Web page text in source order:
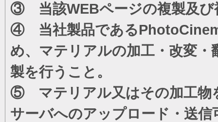
③ 当該WEBページの複製及び
④ 当社製品である
め、マテリアルの加工・改変
製を行うこと。
⑤ マテリアル又はその加工物
サーバへのアップロード・送信